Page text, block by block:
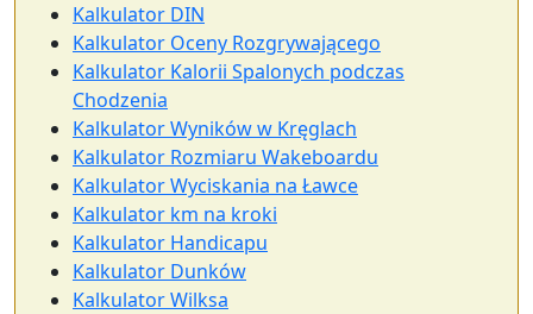
Kalkulator DIN
Kalkulator Oceny Rozgrywającego
Kalkulator Kalorii Spalonych podczas
Chodzenia
Kalkulator Wyników w Kręglach
Kalkulator Rozmiaru Wakeboardu
Kalkulator Wyciskania na Ławce
Kalkulator km na kroki
Kalkulator Handicapu
Kalkulator Dunków
Kalkulator Wilksa